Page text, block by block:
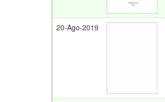
20-Ago-2019